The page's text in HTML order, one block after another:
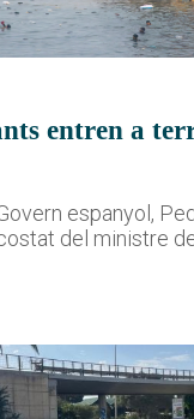
entren a
espanyol,
del ministre